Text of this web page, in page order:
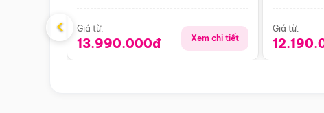
Giá từ:
13.990.000đ Xem chi tiết
Giá từ:
‹